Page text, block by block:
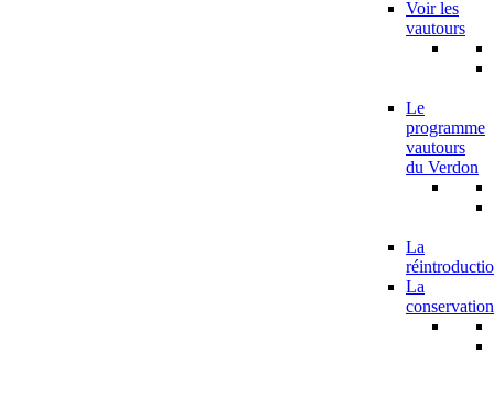
Voir les
vautours
Le
programme
vautours
du Verdon
La
La
conservation